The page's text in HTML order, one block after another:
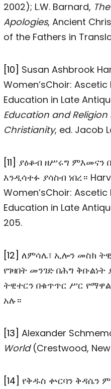
2002); L.W. Barnard,
Apologies, Ancient
of the Fathers in
[10] Susan Ashbrook
Women’sChoir:
Education in Late
Education and
Christianity, ed. Jacob
[11] ያዕቆብ ዘሥሩግ ምእመናን
እንዲሳተፉ ያሳስብ ነበረ።
Women’sChoir:
Education in Late
205.
[12] ለምሳሌ፣ ኢሎን መስክ
የገዛበት መንገድ በሕግ
ትዊተርን በቁጥጥር ሥር
አሉ።
[13] Alexander
World(Crestwood, New
[14] የቅዱስ ቍርባን ቅዳሴን